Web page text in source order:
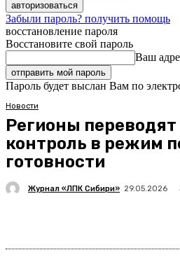
Забыли пароль? получить помощь
восстановление пароля
Восстановите свой пароль
Ваш
Пароль будет выслан Вам по
Новости
Регионы переводят
контроль в режим
готовности
Журнал «ЛПК Сибири» 29.05.2026